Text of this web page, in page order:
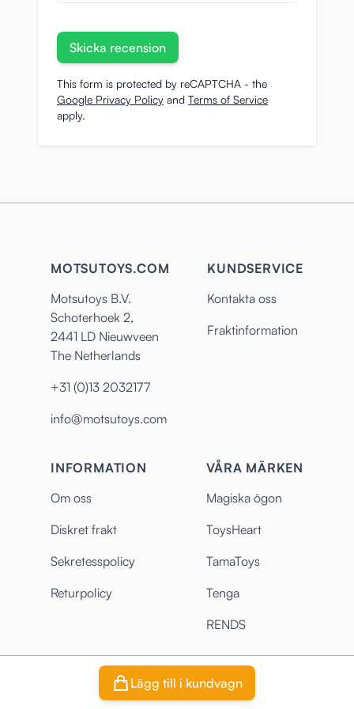
Lägg till i kundvagn
Skicka recension
This form is protected by reCAPTCHA - the
Google Privacy Policy and Terms of Service
apply.
MOTSUTOYS.COM
Motsutoys B.V.
Schoterhoek 2,
2441 LD Nieuwveen
The Netherlands
+31 (0)13 2032177
info@motsutoys.com
KUNDSERVICE
Kontakta oss
Fraktinformation
INFORMATION
Om oss
Diskret frakt
Sekretesspolicy
Returpolicy
VÅRA MÄRKEN
Magiska ögon
ToysHeart
TamaToys
Tenga
RENDS